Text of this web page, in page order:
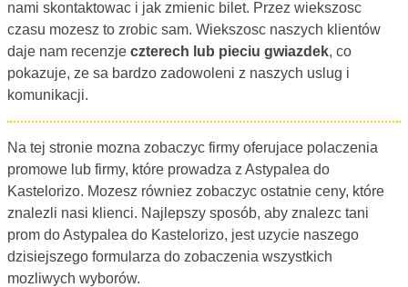
nami skontaktowac i jak zmienic bilet. Przez wiekszosc
czasu mozesz to zrobic sam. Wiekszosc naszych klientów
daje nam recenzje czterech lub pieciu gwiazdek, co
pokazuje, ze sa bardzo zadowoleni z naszych uslug i
komunikacji.
Na tej stronie mozna zobaczyc firmy oferujace polaczenia
promowe lub firmy, które prowadza z Astypalea do
Kastelorizo. Mozesz równiez zobaczyc ostatnie ceny, które
znalezli nasi klienci. Najlepszy sposób, aby znalezc tani
prom do Astypalea do Kastelorizo, jest uzycie naszego
dzisiejszego formularza do zobaczenia wszystkich
mozliwych wyborów.